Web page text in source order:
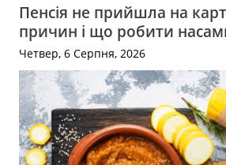
Пенсія не прийшла на
причин і що робити
Четвер, 6 Серпня, 2026